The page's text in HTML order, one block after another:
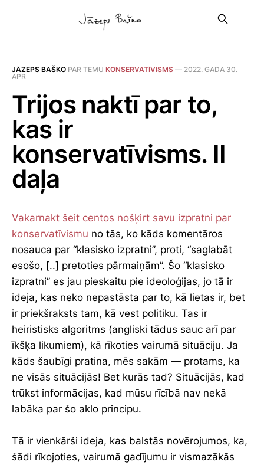
JĀZEPS BAŠKO PAR TĒMU KONSERVATĪVISMS — 2022. GADA 30.
APR
Trijos naktī par to,
kas ir
konservatīvisms. II
daļa
Vakarnakt šeit centos nošķirt savu izpratni par
konservatīvismu no tās, ko kāds komentāros
nosauca par “klasisko izpratni”, proti, “saglabāt
esošo, [..] pretoties pārmaiņām”. Šo “klasisko
izpratni” es jau pieskaitu pie ideoloģijas, jo tā ir
ideja, kas neko nepastāsta par to, kā lietas ir, bet
ir priekšraksts tam, kā vest politiku. Tas ir
heiristisks algoritms (angliski tādus sauc arī par
īkšķa likumiem), kā rīkoties vairumā situāciju. Ja
kāds šaubīgi pratina, mēs sakām — protams, ka
ne visās situācijās! Bet kurās tad? Situācijās, kad
trūkst informācijas, kad mūsu rīcībā nav nekā
labāka par šo aklo principu.
Tā ir vienkārši ideja, kas balstās novērojumos, ka,
šādi rīkojoties, vairumā gadījumu ir vismazākās